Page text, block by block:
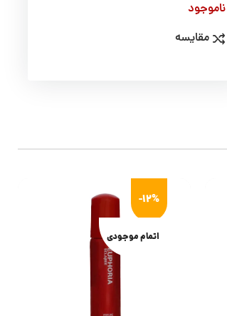
ناموجود
مقایسه
-12%
اتمام موجودی